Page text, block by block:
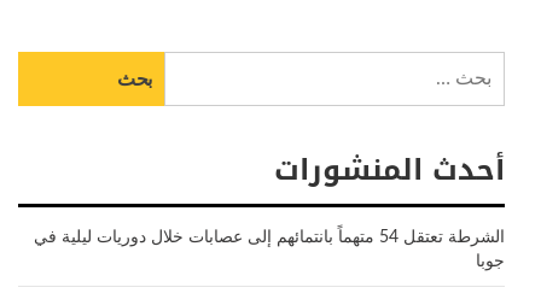
عن:
أحدث المنشورات
الشرطة تعتقل 54 متهماً بانتمائهم إلى عصابات خلال دوريات ليلية في
جوبا